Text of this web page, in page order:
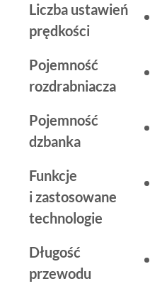
Liczba ustawień
prędkości
Pojemność
rozdrabniacza
Pojemność
dzbanka
Funkcje
i zastosowane
technologie
Długość
przewodu